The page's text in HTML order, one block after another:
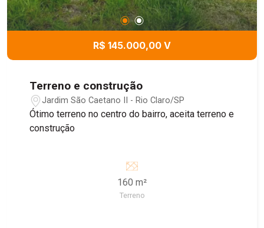
R$ 145.000,00 V
Terreno e construção
Jardim São Caetano II - Rio Claro/SP
Ótimo terreno no centro do bairro, aceita terreno e
construção
160 m²
Terreno